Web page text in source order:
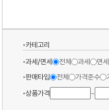
카테고리
과세/면세
전체 과세
면세
판매타입
전체 가격준수
상품가격
~